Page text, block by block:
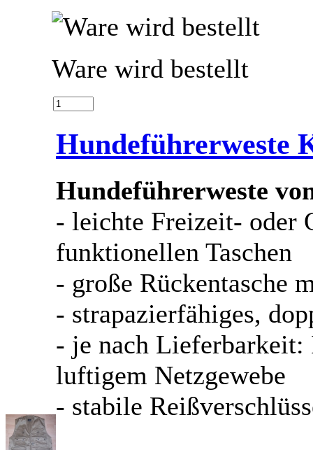
Ware wird bestellt
Hundeführerweste
Hundeführerweste
- leichte Freizeit- oder
funktionellen Taschen
- große Rückentasche
- strapazierfähiges,
- je nach
luftigem Netzgewebe
- stabile